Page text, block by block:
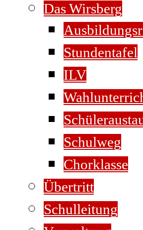
Das Wirsberg
Stundentafel
ILV
Schulweg
Chorklasse
Übertritt
Schulleitung